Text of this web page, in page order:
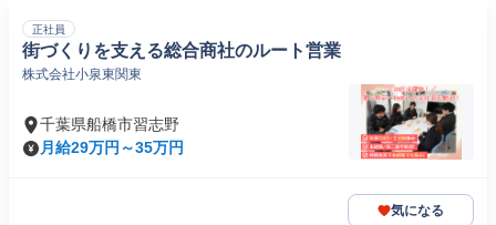
正社員
街づくりを支える総合商社のルート営業
株式会社小泉東関東
千葉県船橋市習志野
月給29万円～35万円
気になる